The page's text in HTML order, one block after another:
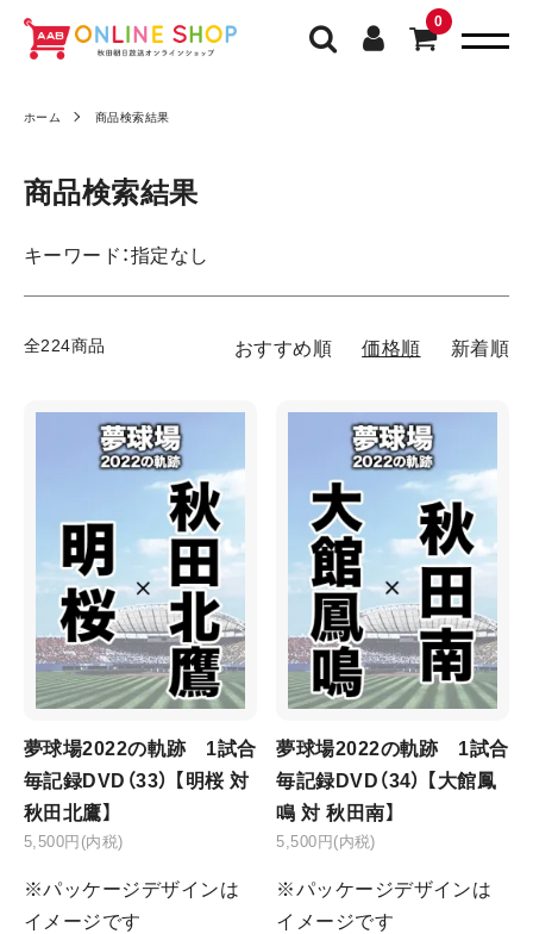
0
ホーム 商品検索結果
商品検索結果
キーワード：指定なし
全224商品 おすすめ順 価格順 新着順
夢球場2022の軌跡 1試合
毎記録DVD（33） 【明桜 対
秋田北鷹】
5,500円(内税)
※パッケージデザインは
イメージです
夢球場2022の軌跡 1試合
毎記録DVD（34） 【大館鳳
鳴 対 秋田南】
5,500円(内税)
※パッケージデザインは
イメージです